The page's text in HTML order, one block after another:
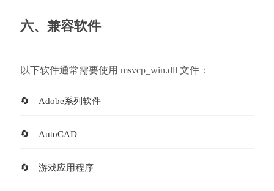
六、兼容软件
以下软件通常需要使用 msvcp_win.dll 文件：
Adobe系列软件
AutoCAD
游戏应用程序